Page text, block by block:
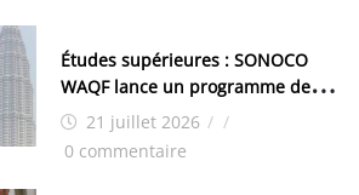
Études supérieures : SONOCO
WAQF lance un programme de
bourses pour la Malaisie
21 juillet 2026 / /
0 commentaire